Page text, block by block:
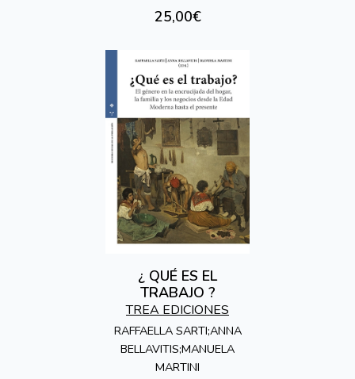
25,00€
¿ QUÉ ES EL
TRABAJO ?
TREA EDICIONES
RAFFAELLA SARTI;ANNA
BELLAVITIS;MANUELA
MARTINI